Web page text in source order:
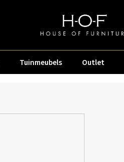
Tuinmeubels Outlet